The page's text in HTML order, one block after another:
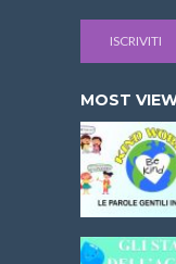
ISCRIVITI
MOST